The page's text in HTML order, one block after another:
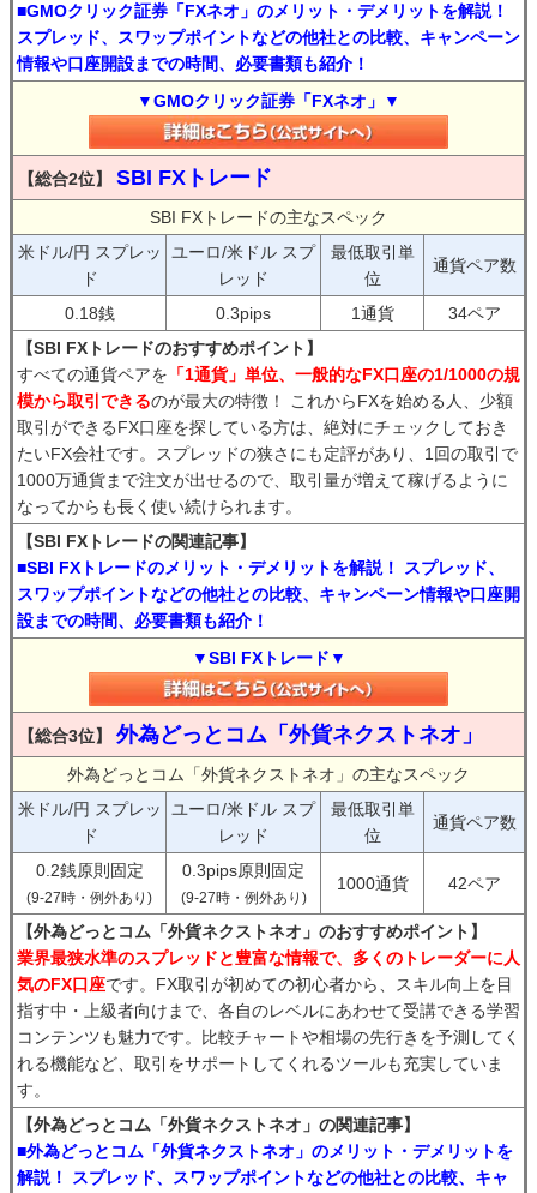
■GMOクリック証券「FXネオ」のメリット・デメリットを解説！
スプレッド、スワップポイントなどの他社との比較、キャンペーン
情報や口座開設までの時間、必要書類も紹介！
▼GMOクリック証券「FXネオ」▼
【総合2位】 SBI FXトレード
SBI FXトレードの主なスペック
米ドル/円 スプレッ
ド
ユーロ/米ドル スプ
レッド
最低取引単
位
通貨ペア数
0.18銭 0.3pips 1通貨
34ペア
【SBI FXトレードのおすすめポイント】
すべての通貨ペアを 「1通貨」単位、一般的なFX口座の1/1000の規
模から取引できるのが最大の特徴！ これからFXを始める人、少額
取引ができるFX口座を探している方は、絶対にチェックしておき
たいFX会社です。スプレッドの狭さにも定評があり、1回の取引で
1000万通貨まで注文が出せるので、取引量が増えて稼げるように
なってからも長く使い続けられます。
【SBI FXトレードの関連記事】
■SBI FXトレードのメリット・デメリットを解説！ スプレッド、
スワップポイントなどの他社との比較、キャンペーン情報や口座開
設までの時間、必要書類も紹介！
▼SBI FXトレード▼
【総合3位】 外為どっとコム「外貨ネクストネオ」
外為どっとコム「外貨ネクストネオ」の主なスペック
米ドル/円 スプレッ
ド
ユーロ/米ドル スプ
レッド
最低取引単
位
通貨ペア数
0.2銭原則固定
(9-27時・例外あり)
0.3pips原則固定
(9-27時・例外あり)
1000通貨 42ペア
【外為どっとコム「外貨ネクストネオ」のおすすめポイント】
業界最狭水準のスプレッドと豊富な情報で、多くのトレーダーに人
気のFX口座です。FX取引が初めての初心者から、スキル向上を目
指す中・上級者向けまで、各自のレベルにあわせて受講できる学習
コンテンツも魅力です。比較チャートや相場の先行きを予測してく
れる機能など、取引をサポートしてくれるツールも充実していま
す。
【外為どっとコム「外貨ネクストネオ」の関連記事】
■外為どっとコム「外貨ネクストネオ」のメリット・デメリットを
解説！ スプレッド、スワップポイントなどの他社との比較、キャ